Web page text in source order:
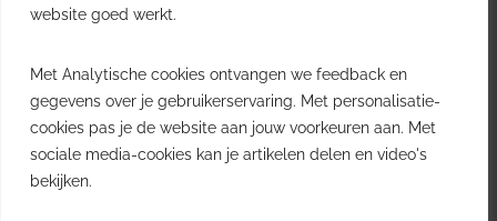
website goed werkt.
Met Analytische cookies ontvangen we feedback en
gegevens over je gebruikerservaring. Met personalisatie-
cookies pas je de website aan jouw voorkeuren aan. Met
sociale media-cookies kan je artikelen delen en video's
bekijken.
inzichten uit de Belgische logistieke sector in uw inbox.
Ontvang je gratis
wekelijkse update